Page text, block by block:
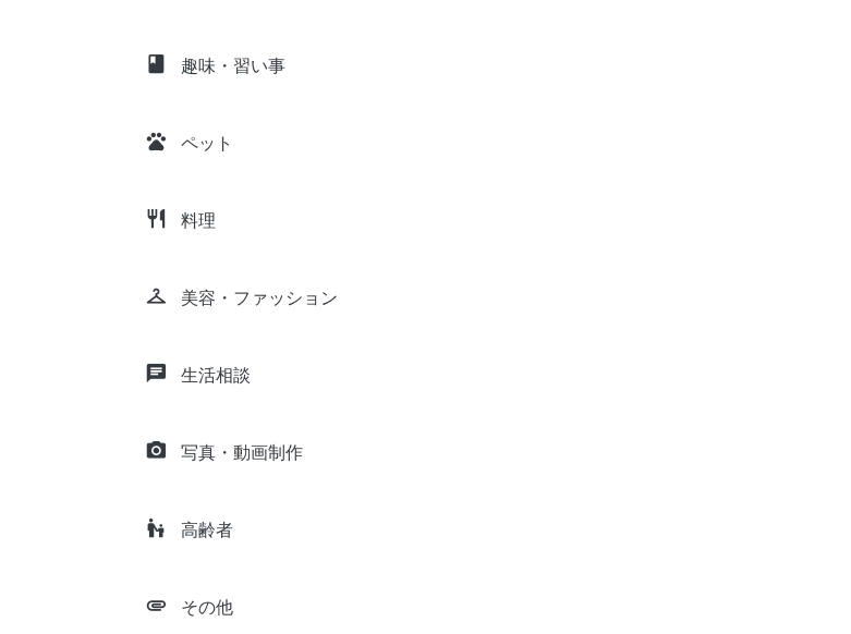
class 趣味・習い事
pets ペット
restaurant 料理
checkroom 美容・ファッション
chat 生活相談
camera_alt 写真・動画制作
escalator_warning 高齢者
attachment その他